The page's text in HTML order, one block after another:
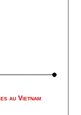
au Vietnam